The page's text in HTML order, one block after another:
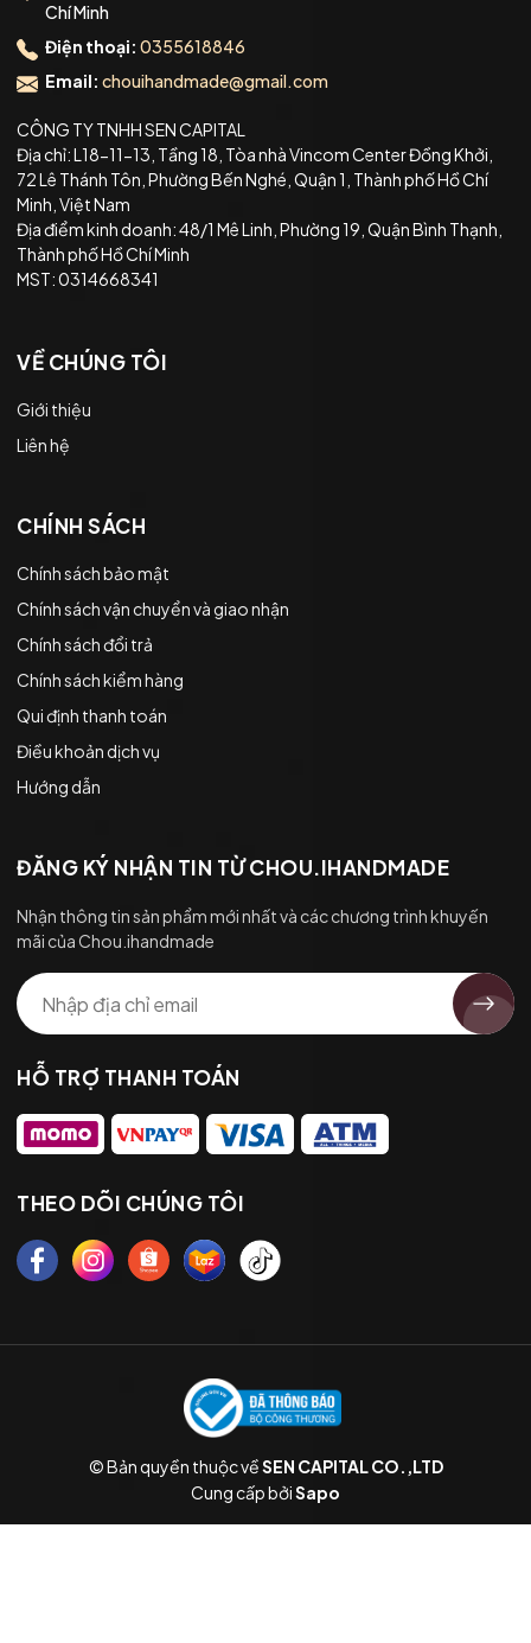
Chí Minh
Điện thoại: 0355618846
Email: chouihandmade@gmail.com
CÔNG TY TNHH SEN CAPITAL
Địa chỉ: L18-11-13, Tầng 18, Tòa nhà Vincom Center Đồng Khởi,
72 Lê Thánh Tôn, Phường Bến Nghé, Quận 1, Thành phố Hồ Chí
Minh, Việt Nam
Địa điểm kinh doanh: 48/1 Mê Linh, Phường 19, Quận Bình Thạnh,
Thành phố Hồ Chí Minh
MST: 0314668341
VỀ CHÚNG TÔI
Giới thiệu
Liên hệ
CHÍNH SÁCH
Chính sách bảo mật
Chính sách vận chuyển và giao nhận
Chính sách đổi trả
Chính sách kiểm hàng
Qui định thanh toán
Điều khoản dịch vụ
Hướng dẫn
ĐĂNG KÝ NHẬN TIN TỪ CHOU.IHANDMADE
Nhận thông tin sản phẩm mới nhất và các chương trình khuyến
mãi của Chou.ihandmade
HỖ TRỢ THANH TOÁN
THEO DÕI CHÚNG TÔI
© Bản quyền thuộc vềSEN CAPITAL CO.,LTD
Cung cấp bởiSapo